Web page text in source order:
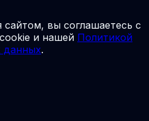
вы соглашаетесь с
и нашей Политикой
данных.